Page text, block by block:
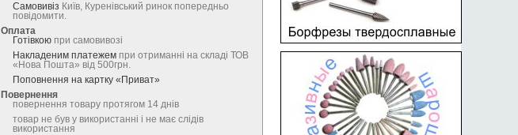
Самовивіз Київ, Куренівський ринок попередньо
повідомити.
Оплата
Готівкою при самовивозі
Накладеним платежем при отриманні на складі ТОВ
«Нова Пошта» від 500грн.
Поповнення на картку «Приват»
Повернення
повернення товару протягом 14 днів
товар не був у використанні і не має слідів
використання